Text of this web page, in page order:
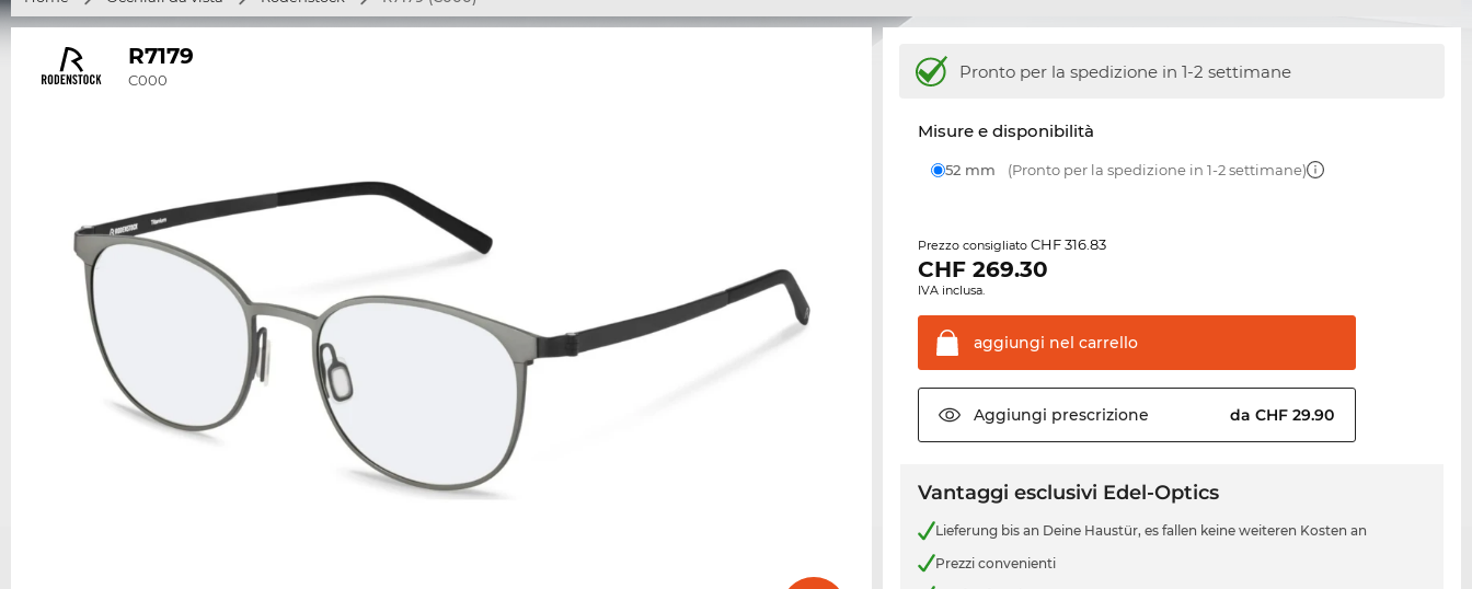
R7179
C000 Pronto per la spedizione in 1-2 settimane
Misure e disponibilità
52 mm (Pronto per la spedizione in 1-2 settimane)
Prezzo consigliatoCHF 316.83
CHF269.30
IVA inclusa.
aggiungi nel carrello
Aggiungi prescrizione da CHF 29.90
Vantaggi esclusivi Edel-Optics
Lieferung bis an Deine Haustür, es fallen keine weiteren Kosten an
Prezzi convenienti